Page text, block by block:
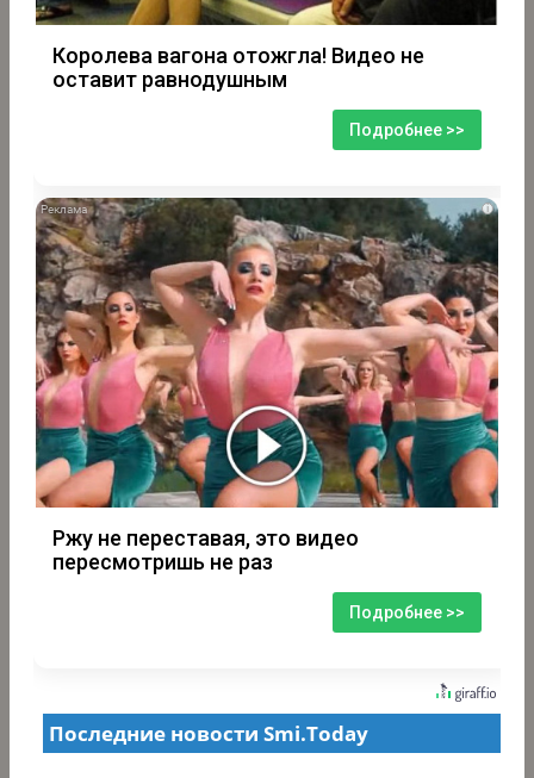
Королева вагона отожгла! Видео не
оставит равнодушным
Подробнее >>
i
Ржу не переставая, это видео
пересмотришь не раз
Подробнее >>